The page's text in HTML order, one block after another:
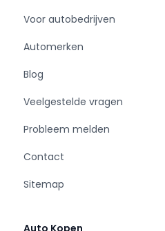
Voor autobedrijven
Automerken
Blog
Veelgestelde vragen
Probleem melden
Contact
Sitemap
Auto Kopen